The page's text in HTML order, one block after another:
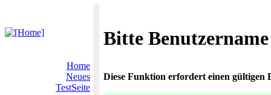
Bitte
Home
Neues
TestSeite
Diese Funktion erfordert einen gültigen